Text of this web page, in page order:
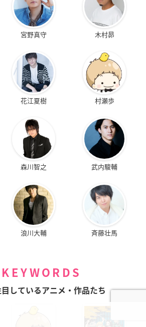
宮野真守 木村昴
花江夏樹 村瀬歩
森川智之 武内駿輔
浪川大輔 斉藤壮馬
KEYWORDS
しているアニメ・作品たち